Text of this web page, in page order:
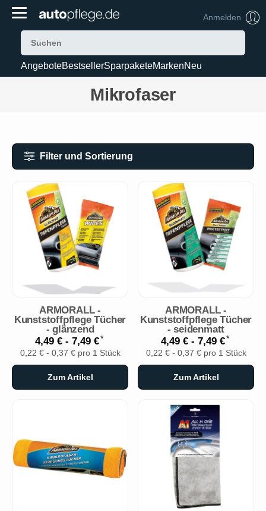
Anmelden
AngeboteBestsellerSparpaketeMarkenNeu
Mikrofaser
Filter und Sortierung
ARMORALL -
Kunststoffpflege Tücher
- glänzend
4,49 € - 7,49 €*
0,22 € - 0,37 € pro 1 Stück
Zum Artikel
ARMORALL -
Kunststoffpflege Tücher
- seidenmatt
4,49 € - 7,49 €*
0,22 € - 0,37 € pro 1 Stück
Zum Artikel